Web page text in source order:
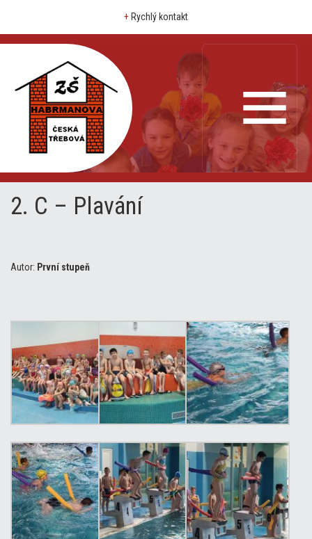
+ Rychlý kontakt
2. C – Plavání
Autor: První stupeň